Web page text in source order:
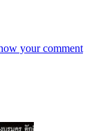
your comment